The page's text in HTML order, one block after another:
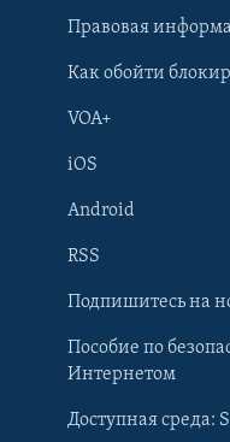
Learning English
Правовая
Как обойти
VOA+
iOS
Android
RSS
Подпишитесь на
Пособие по
Интернетом
Доступная среда: